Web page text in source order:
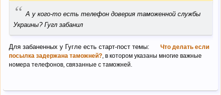
“ А у кого-то есть телефон доверия таможенной службы
Украины? Гугл забанил
Для забаненных у Гугле есть старт-пост темы:
Что делать если
посылка задержана таможней?, в котором указаны многие важные
номера телефонов, связанные с таможней.